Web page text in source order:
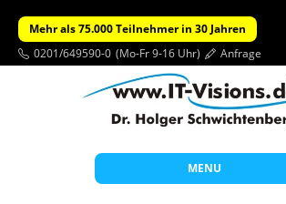
Mehr als 75.000 Teilnehmer in 30 Jahren
0201/649590-0 (Mo-Fr 9-16 Uhr) Anfrage
MENU